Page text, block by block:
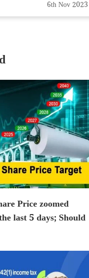
6th Nov 2023
Price zoomed
last 5 days; Should